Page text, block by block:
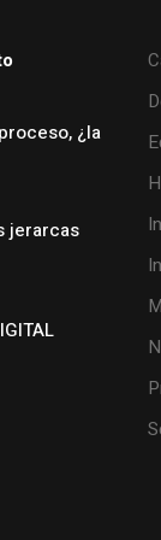
¿la
jerarcas